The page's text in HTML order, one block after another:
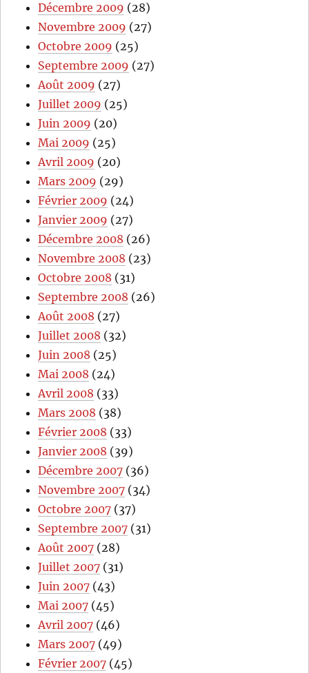
Décembre 2009 (28)
Novembre 2009 (27)
Octobre 2009 (25)
Septembre 2009 (27)
Août 2009 (27)
Juillet 2009 (25)
Juin 2009 (20)
Mai 2009 (25)
Avril 2009 (20)
Mars 2009 (29)
Février 2009 (24)
Janvier 2009 (27)
Décembre 2008 (26)
Novembre 2008 (23)
Octobre 2008 (31)
Septembre 2008 (26)
Août 2008 (27)
Juillet 2008 (32)
Juin 2008 (25)
Mai 2008 (24)
Avril 2008 (33)
Mars 2008 (38)
Février 2008 (33)
Janvier 2008 (39)
Décembre 2007 (36)
Novembre 2007 (34)
Octobre 2007 (37)
Septembre 2007 (31)
Août 2007 (28)
Juillet 2007 (31)
Juin 2007 (43)
Mai 2007 (45)
Avril 2007 (46)
Mars 2007 (49)
Février 2007 (45)